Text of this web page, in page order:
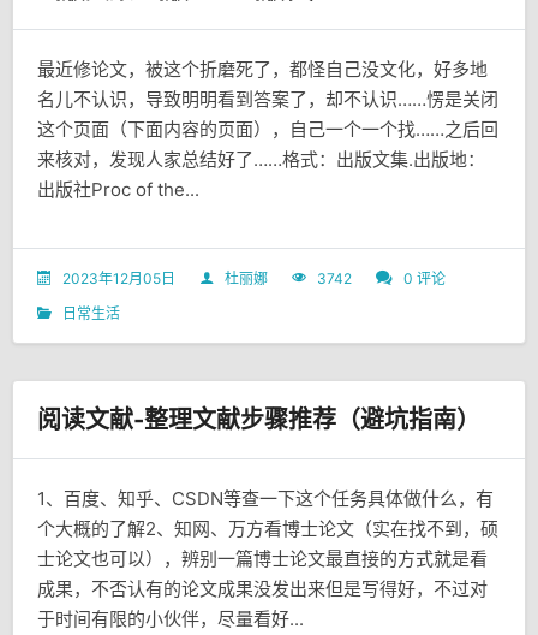
最近修论文，被这个折磨死了，都怪自己没文化，好多地
名儿不认识，导致明明看到答案了，却不认识……愣是关闭
这个页面（下面内容的页面），自己一个一个找……之后回
来核对，发现人家总结好了……格式：出版文集.出版地：
出版社Proc of the...
2023年12月05日 杜丽娜 3742
0 评论
日常生活
阅读文献-整理文献步骤推荐（避坑指南）
1、百度、知乎、CSDN等查一下这个任务具体做什么，有
个大概的了解2、知网、万方看博士论文（实在找不到，硕
士论文也可以），辨别一篇博士论文最直接的方式就是看
成果，不否认有的论文成果没发出来但是写得好，不过对
于时间有限的小伙伴，尽量看好...